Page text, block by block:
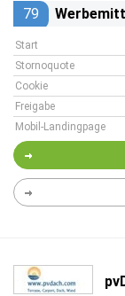
79
Start
Stornoquote
Cookie
Freigabe
Mobil-Landingpage